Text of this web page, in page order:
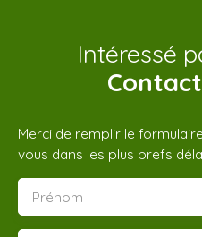
Intéressé
Merci de remplir le
vous dans les plus brefs
Prénom